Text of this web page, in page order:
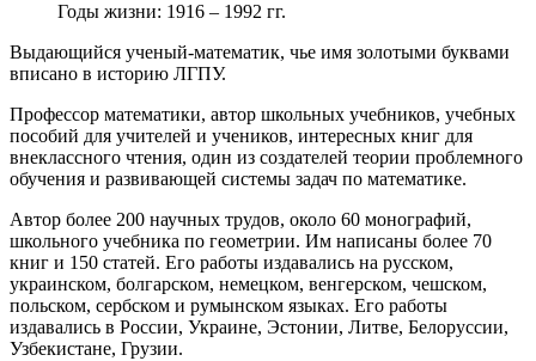
Годы жизни: 1916 – 1992 гг.
Выдающийся ученый-математик, чье имя золотыми буквами
вписано в историю ЛГПУ.
Профессор математики, автор школьных учебников, учебных
пособий для учителей и учеников, интересных книг для
внеклассного чтения, один из создателей теории проблемного
обучения и развивающей системы задач по математике.
Автор более 200 научных трудов, около 60 монографий,
школьного учебника по геометрии. Им написаны более 70
книг и 150 статей. Его работы издавались на русском,
украинском, болгарском, немецком, венгерском, чешском,
польском, сербском и румынском языках. Его работы
издавались в России, Украине, Эстонии, Литве, Белоруссии,
Узбекистане, Грузии.